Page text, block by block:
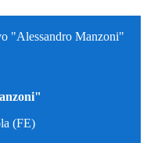
"Alessandro Manzoni"
(FE)